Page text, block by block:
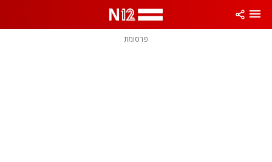
פרסומת